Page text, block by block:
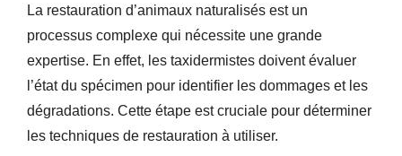
La restauration d’animaux naturalisés est un
processus complexe qui nécessite une grande
expertise. En effet, les taxidermistes doivent évaluer
l’état du spécimen pour identifier les dommages et les
dégradations. Cette étape est cruciale pour déterminer
les techniques de restauration à utiliser.